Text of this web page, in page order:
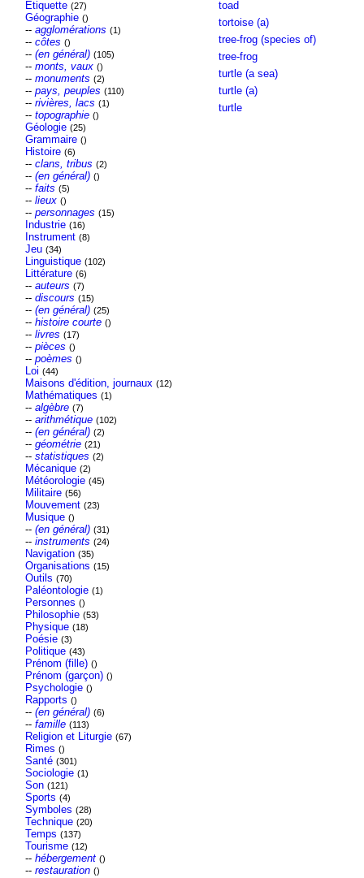
Etiquette (27)
Géographie ()
-- agglomérations (1)
-- côtes ()
-- (en général) (105)
-- monts, vaux ()
-- monuments (2)
-- pays, peuples (110)
-- rivières, lacs (1)
-- topographie ()
Géologie (25)
Grammaire ()
Histoire (6)
-- clans, tribus (2)
-- (en général) ()
-- faits (5)
-- lieux ()
-- personnages (15)
Industrie (16)
Instrument (8)
Jeu (34)
Linguistique (102)
Littérature (6)
-- auteurs (7)
-- discours (15)
-- (en général) (25)
-- histoire courte ()
-- livres (17)
-- pièces ()
-- poèmes ()
Loi (44)
Maisons d'édition, journaux (12)
Mathématiques (1)
-- algèbre (7)
-- arithmétique (102)
-- (en général) (2)
-- géométrie (21)
-- statistiques (2)
Mécanique (2)
Météorologie (45)
Militaire (56)
Mouvement (23)
Musique ()
-- (en général) (31)
-- instruments (24)
Navigation (35)
Organisations (15)
Outils (70)
Paléontologie (1)
Personnes ()
Philosophie (53)
Physique (18)
Poésie (3)
Politique (43)
Prénom (fille) ()
Prénom (garçon) ()
Psychologie ()
Rapports ()
-- (en général) (6)
-- famille (113)
Religion et Liturgie (67)
Rimes ()
Santé (301)
Sociologie (1)
Son (121)
Sports (4)
Symboles (28)
Technique (20)
Temps (137)
Tourisme (12)
-- hébergement ()
-- restauration ()
toad
tortoise (a)
tree-frog (species of)
tree-frog
turtle (a sea)
turtle (a)
turtle